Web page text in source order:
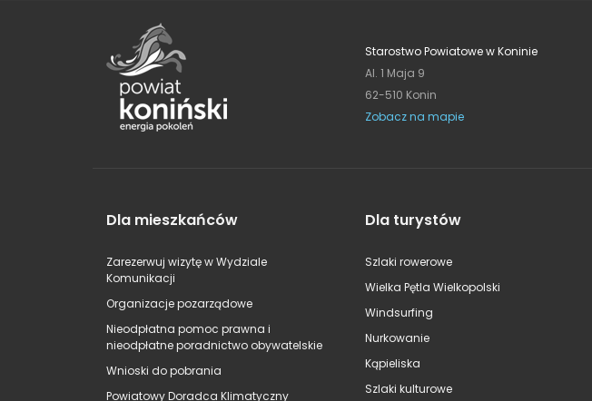
Starostwo Powiatowe w Koninie
Al. 1 Maja 9
62-510 Konin
Zobacz na mapie
Dla mieszkańców
Zarezerwuj wizytę w Wydziale
Komunikacji
Organizacje pozarządowe
Nieodpłatna pomoc prawna i
nieodpłatne poradnictwo obywatelskie
Wnioski do pobrania
Powiatowy Doradca Klimatyczny
Dla turystów
Szlaki rowerowe
Wielka Pętla Wielkopolski
Windsurfing
Nurkowanie
Kąpieliska
Szlaki kulturowe